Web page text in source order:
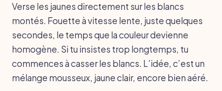
Verse les jaunes directement sur les blancs
montés. Fouette à vitesse lente, juste quelques
secondes, le temps que la couleur devienne
homogène. Si tu insistes trop longtemps, tu
commences à casser les blancs. L’idée, c’est un
mélange mousseux, jaune clair, encore bien aéré.